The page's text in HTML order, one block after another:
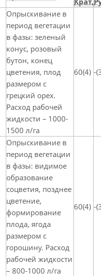
Опрыскивание в
период вегетации
в фазы: зеленый
конус, розовый
бутон, конец
цветения, плод
размером с
грецкий орех.
Расход рабочей
жидкости – 1000-
1500 л/га
60(4) -
Опрыскивание в
период вегетации
в фазы: видимое
образование
соцветия, позднее
цветение,
формирование
плода, ягода
размером с
горошину. Расход
рабочей жидкости
– 800-1000 л/га
60(4) -